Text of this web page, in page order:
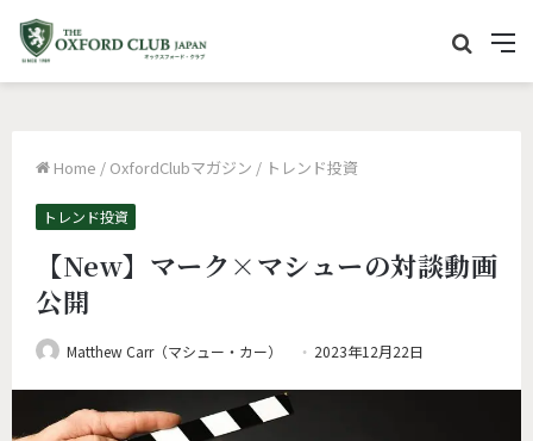
M
e
イ
索
Home / OxfordClubマガジン / トレンド投資
トレンド投資
【New】マーク×マシューの対談動画
公開
Matthew Carr（マシュー・カー） 2023年12月22日